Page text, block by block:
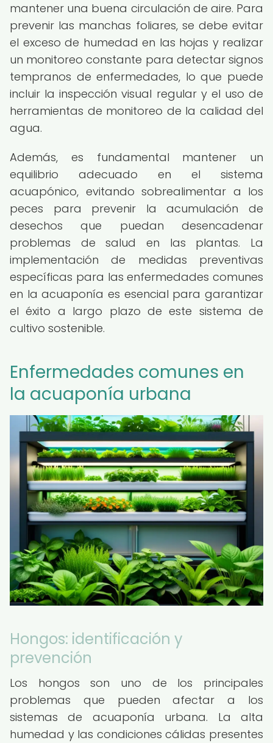
mantener una buena circulación de aire. Para
prevenir las manchas foliares, se debe evitar
el exceso de humedad en las hojas y realizar
un monitoreo constante para detectar signos
tempranos de enfermedades, lo que puede
incluir la inspección visual regular y el uso de
herramientas de monitoreo de la calidad del
agua.
Además, es fundamental mantener un
equilibrio adecuado en el sistema
acuapónico, evitando sobrealimentar a los
peces para prevenir la acumulación de
desechos que puedan desencadenar
problemas de salud en las plantas. La
implementación de medidas preventivas
específicas para las enfermedades comunes
en la acuaponía es esencial para garantizar
el éxito a largo plazo de este sistema de
cultivo sostenible.
Enfermedades comunes en
la acuaponía urbana
Hongos: identificación y
prevención
Los hongos son uno de los principales
problemas que pueden afectar a los
sistemas de acuaponía urbana. La alta
humedad y las condiciones cálidas presentes